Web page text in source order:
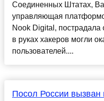
Соединенных Штатах,
управляющая
Nook Digital, пострадала
в руках хакеров могли
пользователей....
Посол России